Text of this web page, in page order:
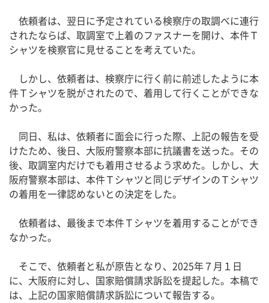
依頼者は、翌日に予定されている検察庁の取調べに連行
されたならば、取調室で上着のファスナーを開け、本件Ｔ
シャツを検察官に見せることを考えていた。
しかし、依頼者は、検察庁に行く前に前述したように本
件Ｔシャツを脱がされたので、着用して行くことができな
かった。
同日、私は、依頼者に面会に行った際、上記の報告を受
けたため、後日、大阪府警察本部に抗議書を送った。その
後、取調室内だけでも着用させるよう求めた。しかし、大
阪府警察本部は、本件Ｔシャツと同じデザインのＴシャツ
の着用を一律認めないとの決定をした。
依頼者は、最後まで本件Ｔシャツを着用することができ
なかった。
そこで、依頼者と私が原告となり、2025年７月１日
に、大阪府に対し、国家賠償請求訴訟を提起した。本稿で
は、上記の国家賠償請求訴訟について報告する。